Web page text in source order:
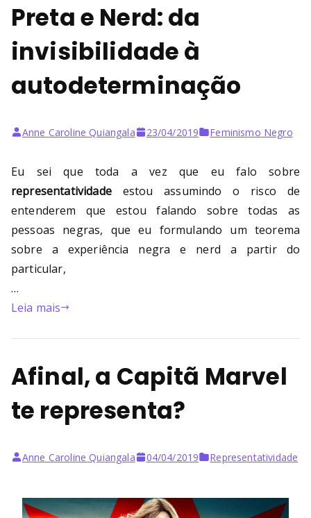
Preta e Nerd: da
invisibilidade à
autodeterminação
Anne Caroline Quiangala 23/04/2019 Feminismo Negro
Eu sei que toda a vez que eu falo sobre
representatividade estou assumindo o risco de
entenderem que estou falando sobre todas as
pessoas negras, que eu formulando um teorema
sobre a experiência negra e nerd a partir do
particular,
…
Leia mais
Afinal, a Capitã Marvel
te representa?
Anne Caroline Quiangala 04/04/2019 Representatividade